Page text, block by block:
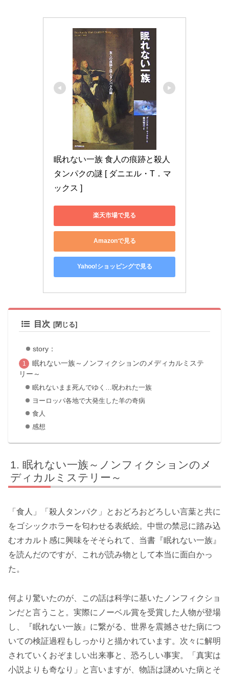
眠れない一族 食人の痕跡と殺人
タンパクの謎 [ ダニエル・T．マ
ックス ]
楽天市場で見る
Amazonで見る
Yahoo!ショッピングで見る
目次
story：
眠れない一族～ノンフィクションのメディカルミステ
リー～
眠れないまま死んでゆく…呪われた一族
ヨーロッパ各地で大発生した羊の奇病
食人
感想
眠れない一族～ノンフィクションのメ
ディカルミステリー～
「食人」「殺人タンパク」とおどろおどろしい言葉と共に
をゴシックホラーを匂わせる表紙絵。中世の禁忌に踏み込
むオカルト感に興味をそそられて、当書『眠れない一族』
を読んだのですが、これが読み物として本当に面白かっ
た。
何より驚いたのが、この話は科学に基いたノンフィクショ
ンだと言うこと。実際にノーベル賞を受賞した人物が登場
し、『眠れない一族』に繋がる、世界を震撼させた病につ
いての検証過程もしっかりと描かれています。次々に解明
されていくおぞましい出来事と、恐ろしい事実。「真実は
小説よりも奇なり」と言いますが、物語は謎めいた病とそ